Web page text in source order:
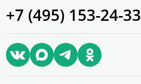
+7 (495) 153-24-33